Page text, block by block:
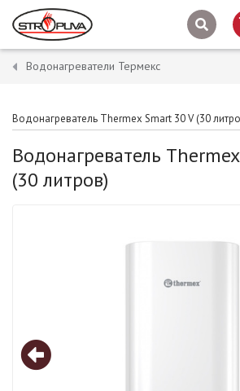
Водонагреватели Термекс
Водонагреватель Thermex Smart 30 V (30
Водонагреватель
(30 литров)